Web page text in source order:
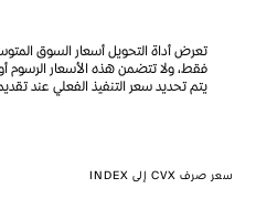
تعرض أداة التحويل أسعار السوق
فقط، ولا تتضمن هذه الأسعار الرسوم
يتم تحديد سعر التنفيذ الفعلي عند
سعر صرف CVX إلى INDEX